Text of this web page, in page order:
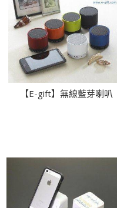
【E-gift】無線藍芽喇叭